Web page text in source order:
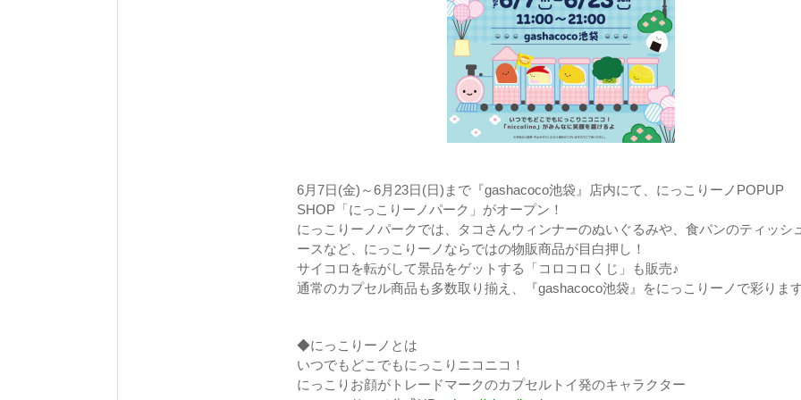
6月7日(金)～6月23日(日)まで『gashacoco池袋』店内にて、にっこりーノPOPUP
SHOP「にっこりーノパーク」がオープン！
にっこりーノパークでは、タコさんウィンナーのぬいぐるみや、食パンのティッシ
ースなど、にっこりーノならではの物販商品が目白押し！
サイコロを転がして景品をゲットする「コロコロくじ」も販売♪
通常のカプセル商品も多数取り揃え、『gashacoco池袋』をにっこりーノで彩ります
◆にっこりーノとは
いつでもどこでもにっこりニコニコ！
にっこりお顔がトレードマークのカプセルトイ発のキャラクター